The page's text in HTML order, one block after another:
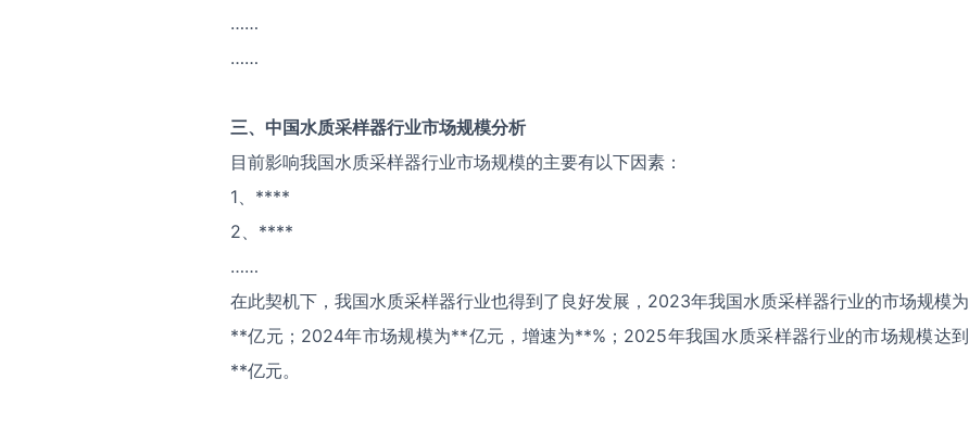
……
……
三、中国水质采样器行业市场规模分析
目前影响我国水质采样器行业市场规模的主要有以下因素：
1、****
2、****
……
在此契机下，我国水质采样器行业也得到了良好发展，2023年我国水质采样器行业的市场规模为
**亿元；2024年市场规模为**亿元，增速为**%；2025年我国水质采样器行业的市场规模达到
**亿元。